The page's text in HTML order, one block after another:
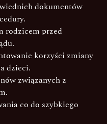
dokumentów
rodzicem przed
korzyści zmiany
dzieci.
związanych z
co do szybkiego